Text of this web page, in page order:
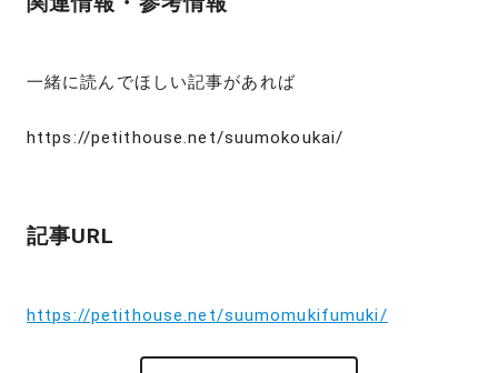
一緒に読んでほしい記事があれば
https://petithouse.net/suumokoukai/
記事URL
https://petithouse.net/suumomukifumuki/